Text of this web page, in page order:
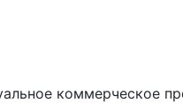
коммерческое